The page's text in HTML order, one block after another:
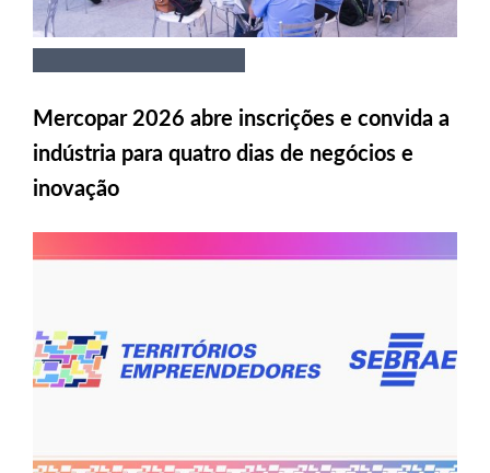
Mercopar 2026 abre inscrições e convida a
indústria para quatro dias de negócios e
inovação